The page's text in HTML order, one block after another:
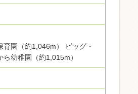
園（約1,046m） ビッグ・
幼稚園（約1,015m）